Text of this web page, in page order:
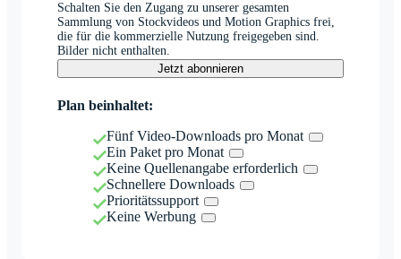
Schalten Sie den Zugang zu unserer gesamten
Sammlung von Stockvideos und Motion Graphics frei,
die für die kommerzielle Nutzung freigegeben sind.
Bilder nicht enthalten.
Jetzt abonnieren
Plan beinhaltet:
Fünf Video-Downloads pro Monat
Ein Paket pro Monat
Keine Quellenangabe erforderlich
Schnellere Downloads
Prioritätssupport
Keine Werbung